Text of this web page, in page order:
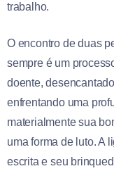
trabalho.
O encontro de duas
sempre é um
doente,
enfrentando uma
materialmente sua
uma forma de luto. A
escrita e seu